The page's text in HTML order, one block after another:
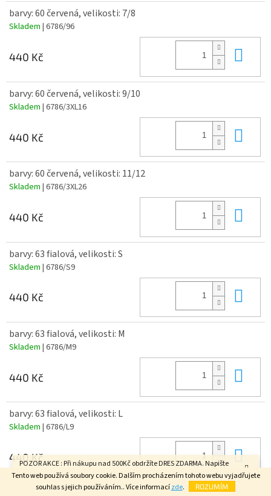
Tento web používá soubory cookie. Dalším procházením tohoto webu vyjadřujete
souhlas s jejich používáním.. Více informacízde. ROZUMÍM
POZOR AKCE : Při nákupu nad 500Kč obdržíte DRES ZDARMA. Napište
velikost do poznámky v závěrečném kroku objednávky. FAJN DEN.
barvy: 60 červená, velikosti: 7/8
Skladem | 6786/96
440 Kč
barvy: 60 červená, velikosti: 9/10
Skladem | 6786/3XL16
440 Kč
barvy: 60 červená, velikosti: 11/12
Skladem | 6786/3XL26
440 Kč
barvy: 63 fialová, velikosti: S
Skladem | 6786/S9
440 Kč
barvy: 63 fialová, velikosti: M
Skladem | 6786/M9
440 Kč
barvy: 63 fialová, velikosti: L
Skladem | 6786/L9
440 Kč Do